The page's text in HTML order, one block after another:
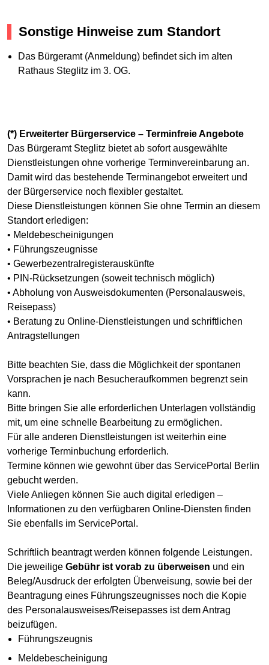
Sonstige Hinweise zum Standort
Das Bürgeramt (Anmeldung) befindet sich im alten
Rathaus Steglitz im 3. OG.
(*) Erweiterter Bürgerservice – Terminfreie Angebote
Das Bürgeramt Steglitz bietet ab sofort ausgewählte
Dienstleistungen ohne vorherige Terminvereinbarung an.
Damit wird das bestehende Terminangebot erweitert und
der Bürgerservice noch flexibler gestaltet.
Diese Dienstleistungen können Sie ohne Termin an diesem
Standort erledigen:
• Meldebescheinigungen
• Führungszeugnisse
• Gewerbezentralregisterauskünfte
• PIN-Rücksetzungen (soweit technisch möglich)
• Abholung von Ausweisdokumenten (Personalausweis,
Reisepass)
• Beratung zu Online-Dienstleistungen und schriftlichen
Antragstellungen
Bitte beachten Sie, dass die Möglichkeit der spontanen
Vorsprachen je nach Besucheraufkommen begrenzt sein
kann.
Bitte bringen Sie alle erforderlichen Unterlagen vollständig
mit, um eine schnelle Bearbeitung zu ermöglichen.
Für alle anderen Dienstleistungen ist weiterhin eine
vorherige Terminbuchung erforderlich.
Termine können wie gewohnt über das ServicePortal Berlin
gebucht werden.
Viele Anliegen können Sie auch digital erledigen –
Informationen zu den verfügbaren Online-Diensten finden
Sie ebenfalls im ServicePortal.
Schriftlich beantragt werden können folgende Leistungen.
Die jeweilige Gebühr ist vorab zu überweisen und ein
Beleg/Ausdruck der erfolgten Überweisung, sowie bei der
Beantragung eines Führungszeugnisses noch die Kopie
des Personalausweises/Reisepasses ist dem Antrag
beizufügen.
Führungszeugnis
Meldebescheinigung